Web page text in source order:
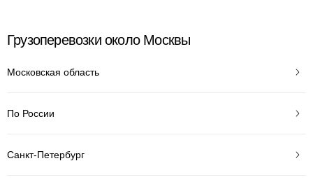
Грузоперевозки около Москвы
Московская область
По России
Санкт-Петербург